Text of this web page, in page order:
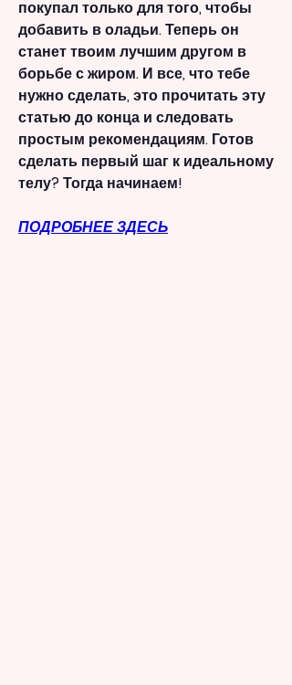
покупал только для того, чтобы
добавить в оладьи. Теперь он
станет твоим лучшим другом в
борьбе с жиром. И все, что тебе
нужно сделать, это прочитать эту
статью до конца и следовать
простым рекомендациям. Готов
сделать первый шаг к идеальному
телу? Тогда начинаем!
ПОДРОБНЕЕ ЗДЕСЬ